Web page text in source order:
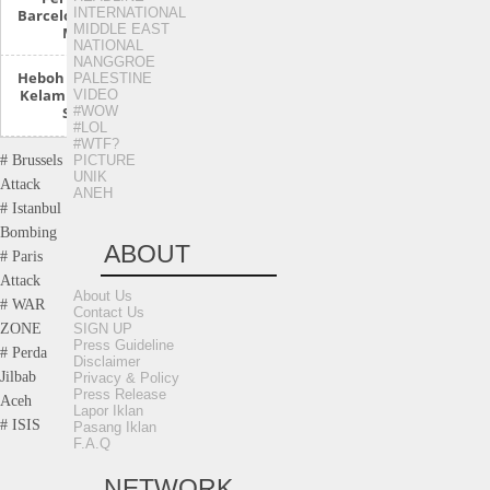
Barcelona Dan Real
Madrid
Heboh ‘Survei’ Ukur
Kelamin Siswa SMP
Sabang
# Brussels
Attack
# Istanbul
Bombing
# Paris
Attack
# WAR
ZONE
# Perda
Jilbab
Aceh
# ISIS
INTERNATIONAL
MIDDLE EAST
NATIONAL
NANGGROE
PALESTINE
VIDEO
#WOW
#LOL
#WTF?
PICTURE
UNIK
ANEH
ABOUT
About Us
Contact Us
SIGN UP
Press Guideline
Disclaimer
Privacy & Policy
Press Release
Lapor Iklan
Pasang Iklan
F.A.Q